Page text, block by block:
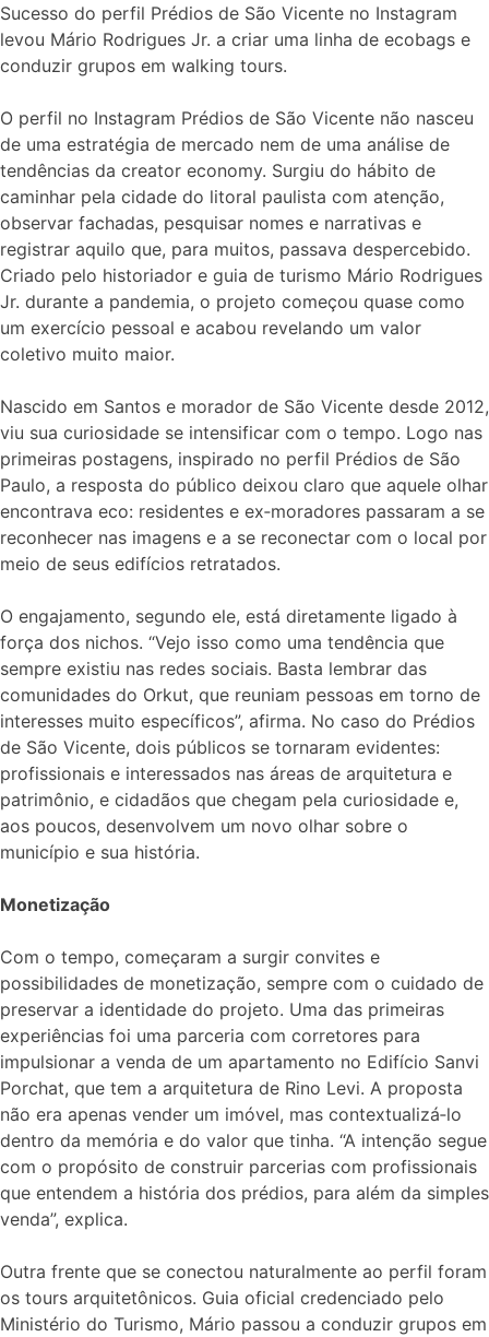
Sucesso do perfil Prédios de São Vicente no Instagram
levou Mário Rodrigues Jr. a criar uma linha de ecobags e
conduzir grupos em walking tours.
O perfil no Instagram Prédios de São Vicente não nasceu
de uma estratégia de mercado nem de uma análise de
tendências da creator economy. Surgiu do hábito de
caminhar pela cidade do litoral paulista com atenção,
observar fachadas, pesquisar nomes e narrativas e
registrar aquilo que, para muitos, passava despercebido.
Criado pelo historiador e guia de turismo Mário Rodrigues
Jr. durante a pandemia, o projeto começou quase como
um exercício pessoal e acabou revelando um valor
coletivo muito maior.
Nascido em Santos e morador de São Vicente desde 2012,
viu sua curiosidade se intensificar com o tempo. Logo nas
primeiras postagens, inspirado no perfil Prédios de São
Paulo, a resposta do público deixou claro que aquele olhar
encontrava eco: residentes e ex‑moradores passaram a se
reconhecer nas imagens e a se reconectar com o local por
meio de seus edifícios retratados.
O engajamento, segundo ele, está diretamente ligado à
força dos nichos. “Vejo isso como uma tendência que
sempre existiu nas redes sociais. Basta lembrar das
comunidades do Orkut, que reuniam pessoas em torno de
interesses muito específicos”, afirma. No caso do Prédios
de São Vicente, dois públicos se tornaram evidentes:
profissionais e interessados nas áreas de arquitetura e
patrimônio, e cidadãos que chegam pela curiosidade e,
aos poucos, desenvolvem um novo olhar sobre o
município e sua história.
Monetização
Com o tempo, começaram a surgir convites e
possibilidades de monetização, sempre com o cuidado de
preservar a identidade do projeto. Uma das primeiras
experiências foi uma parceria com corretores para
impulsionar a venda de um apartamento no Edifício Sanvi
Porchat, que tem a arquitetura de Rino Levi. A proposta
não era apenas vender um imóvel, mas contextualizá‑lo
dentro da memória e do valor que tinha. “A intenção segue
com o propósito de construir parcerias com profissionais
que entendem a história dos prédios, para além da simples
venda”, explica.
Outra frente que se conectou naturalmente ao perfil foram
os tours arquitetônicos. Guia oficial credenciado pelo
Ministério do Turismo, Mário passou a conduzir grupos em